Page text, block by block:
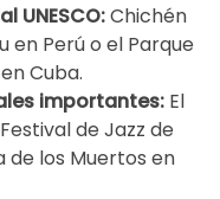
UNESCO:Chichén
en Perú o el Parque
Cuba.
importantes: El
de Jazz de
de los Muertos en